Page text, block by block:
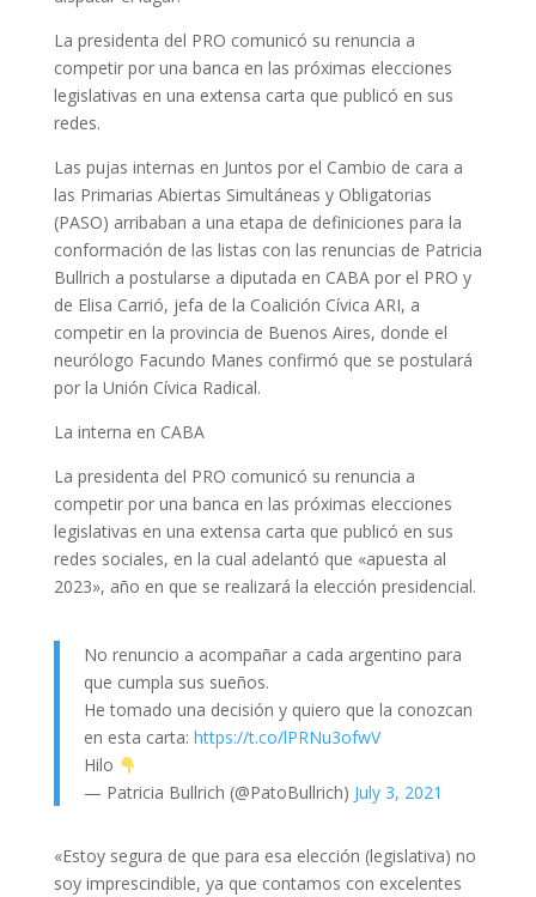
La presidenta del PRO comunicó su renuncia a
competir por una banca en las próximas elecciones
legislativas en una extensa carta que publicó en sus
redes.
Las pujas internas en Juntos por el Cambio de cara a
las Primarias Abiertas Simultáneas y Obligatorias
(PASO) arribaban a una etapa de definiciones para la
conformación de las listas con las renuncias de Patricia
Bullrich a postularse a diputada en CABA por el PRO y
de Elisa Carrió, jefa de la Coalición Cívica ARI, a
competir en la provincia de Buenos Aires, donde el
neurólogo Facundo Manes confirmó que se postulará
por la Unión Cívica Radical.
La interna en CABA
La presidenta del PRO comunicó su renuncia a
competir por una banca en las próximas elecciones
legislativas en una extensa carta que publicó en sus
redes sociales, en la cual adelantó que «apuesta al
2023», año en que se realizará la elección presidencial.
No renuncio a acompañar a cada argentino para
que cumpla sus sueños.
He tomado una decisión y quiero que la conozcan
en esta carta: https://t.co/lPRNu3ofwV
Hilo
— Patricia Bullrich (@PatoBullrich) July 3, 2021
«Estoy segura de que para esa elección (legislativa) no
soy imprescindible, ya que contamos con excelentes